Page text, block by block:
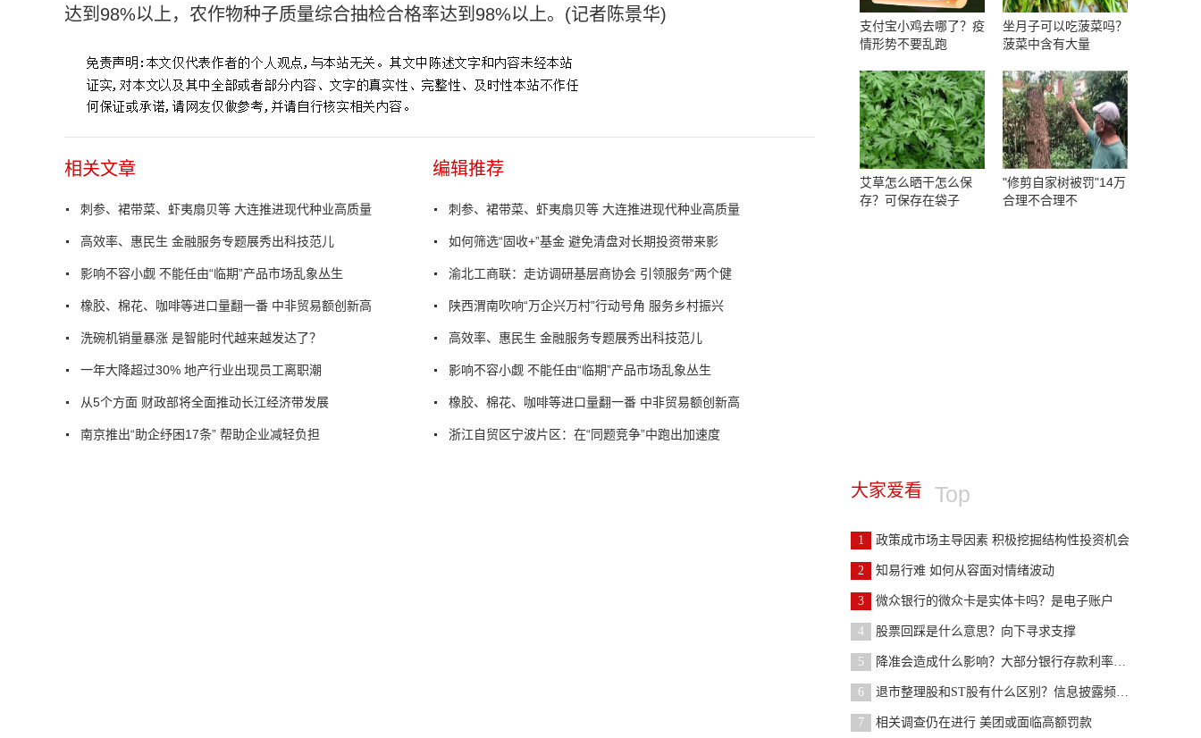
达到98%以上，农作物种子质量综合抽检合格率达到98%以上。(记者陈景华)
相关文章
刺参、裙带菜、虾夷扇贝等 大连推进现代种业高质量
高效率、惠民生 金融服务专题展秀出科技范儿
影响不容小觑 不能任由“临期”产品市场乱象丛生
橡胶、棉花、咖啡等进口量翻一番 中非贸易额创新高
洗碗机销量暴涨 是智能时代越来越发达了？
一年大降超过30% 地产行业出现员工离职潮
从5个方面 财政部将全面推动长江经济带发展
南京推出“助企纾困17条” 帮助企业减轻负担
编辑推荐
刺参、裙带菜、虾夷扇贝等 大连推进现代种业高质量
如何筛选“固收+”基金 避免清盘对长期投资带来影
渝北工商联：走访调研基层商协会 引领服务“两个健
陕西渭南吹响“万企兴万村”行动号角 服务乡村振兴
高效率、惠民生 金融服务专题展秀出科技范儿
影响不容小觑 不能任由“临期”产品市场乱象丛生
橡胶、棉花、咖啡等进口量翻一番 中非贸易额创新高
浙江自贸区宁波片区：在“同题竞争”中跑出加速度
支付宝小鸡去哪了？疫
情形势不要乱跑
坐月子可以吃菠菜吗？
菠菜中含有大量
艾草怎么晒干怎么保
存？可保存在袋子
"修剪自家树被罚"14万
合理不合理不
大家爱看 Top
1 政策成市场主导因素 积极挖掘结构性投资机会
2 知易行难 如何从容面对情绪波动
3 微众银行的微众卡是实体卡吗？是电子账户
4 股票回踩是什么意思？向下寻求支撑
5 降准会造成什么影响？大部分银行存款利率不变
6 退市整理股和ST股有什么区别？信息披露频率不同
7 相关调查仍在进行 美团或面临高额罚款